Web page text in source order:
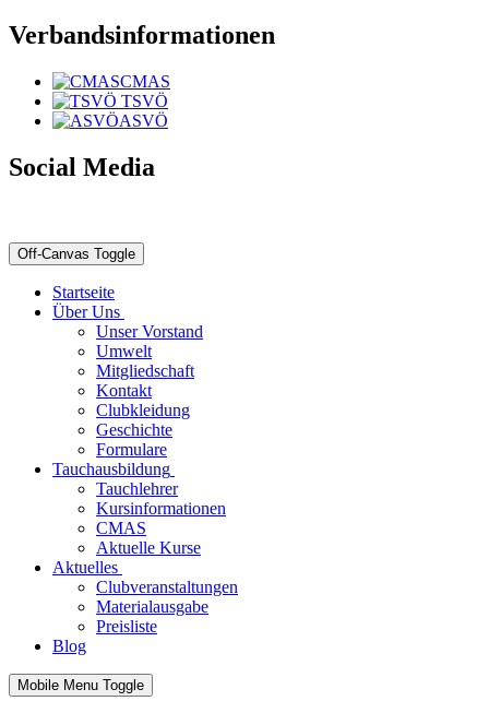
Verbandsinformationen
CMAS
TSVÖ
ASVÖ
Social Media
Off-Canvas Toggle
Startseite
Über Uns
Unser Vorstand
Umwelt
Mitgliedschaft
Kontakt
Clubkleidung
Geschichte
Formulare
Tauchausbildung
Tauchlehrer
Kursinformationen
CMAS
Aktuelle Kurse
Aktuelles
Clubveranstaltungen
Materialausgabe
Preisliste
Blog
Mobile Menu Toggle